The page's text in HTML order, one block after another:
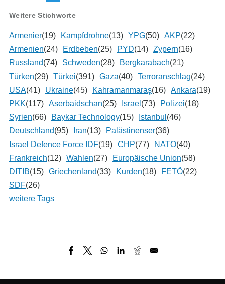
Weitere Stichworte
Armenier(19) Kampfdrohne(13) YPG(50) AKP(22)
Armenien(24) Erdbeben(25) PYD(14) Zypern(16)
Russland(74) Schweden(28) Bergkarabach(21)
Türken(29) Türkei(391) Gaza(40) Terroranschlag(24)
USA(41) Ukraine(45) Kahramanmaraş(16) Ankara(19)
PKK(117) Aserbaidschan(25) Israel (73) Polizei(18)
Syrien(66) Baykar Technology(15) Istanbul (46)
Deutschland(95) Iran(13) Palästinenser(36)
Israel Defence Force IDF(19) CHP(77) NATO(40)
Frankreich(12) Wahlen(27) Europäische Union(58)
DITIB(15) Griechenland(33) Kurden(18) FETÖ(22)
SDF(26)
weitere Tags